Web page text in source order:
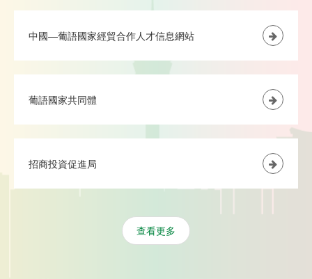
中國—葡語國家經貿合作人才信息網站
葡語國家共同體
招商投資促進局
查看更多